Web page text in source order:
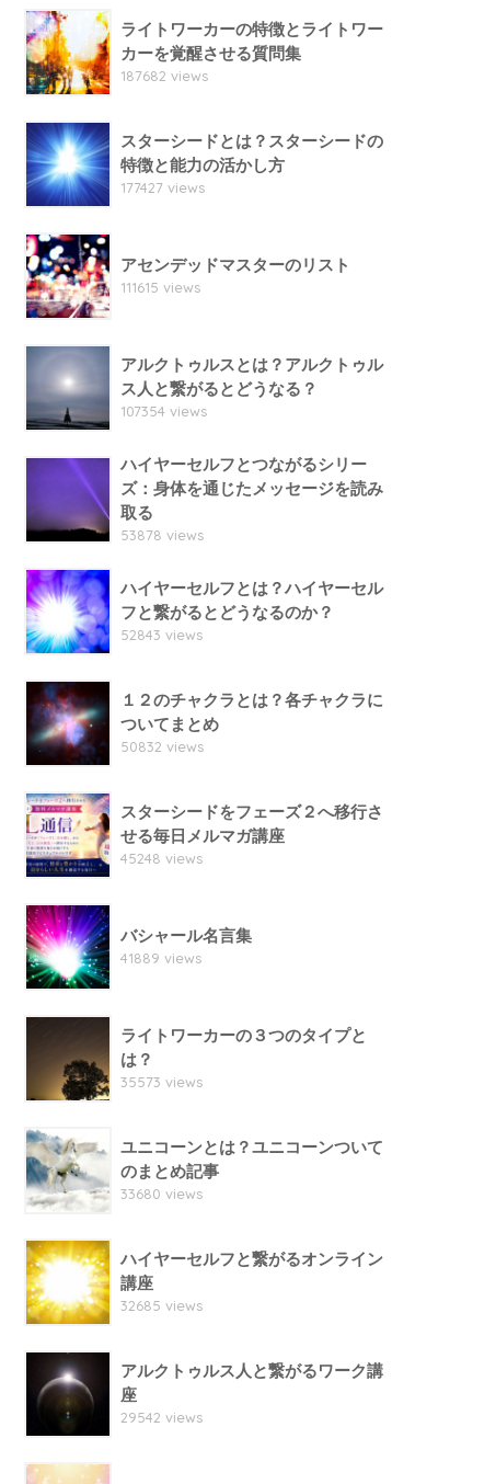
ライトワーカーの特徴とライトワー
カーを覚醒させる質問集
187682 views
スターシードとは？スターシードの
特徴と能力の活かし方
177427 views
アセンデッドマスターのリスト
111615 views
アルクトゥルスとは？アルクトゥル
ス人と繋がるとどうなる？
107354 views
ハイヤーセルフとつながるシリー
ズ：身体を通じたメッセージを読み
取る
53878 views
ハイヤーセルフとは？ハイヤーセル
フと繋がるとどうなるのか？
52843 views
１２のチャクラとは？各チャクラに
ついてまとめ
50832 views
スターシードをフェーズ２へ移行さ
せる毎日メルマガ講座
45248 views
バシャール名言集
41889 views
ライトワーカーの３つのタイプと
は？
35573 views
ユニコーンとは？ユニコーンついて
のまとめ記事
33680 views
ハイヤーセルフと繋がるオンライン
講座
32685 views
アルクトゥルス人と繋がるワーク講
座
29542 views